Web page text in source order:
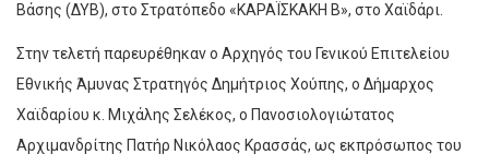
Βάσης (ΔΥΒ), στο Στρατόπεδο «ΚΑΡΑΪΣΚΑΚΗ Β», στο Χαϊδάρι.
Στην τελετή παρευρέθηκαν o Αρχηγός του Γενικού Επιτελείου
Εθνικής Άμυνας Στρατηγός Δημήτριος Χούπης, ο Δήμαρχος
Χαϊδαρίου κ. Μιχάλης Σελέκος, ο Πανοσιολογιώτατος
Αρχιμανδρίτης Πατήρ Νικόλαος Κρασσάς, ως εκπρόσωπος του